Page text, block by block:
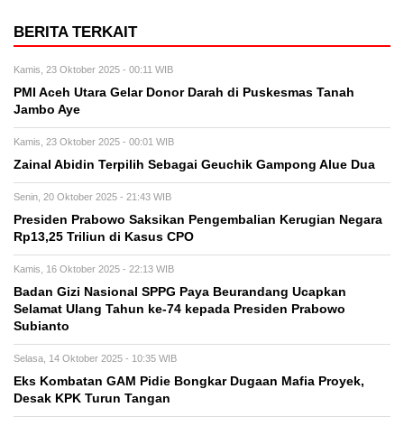
BERITA TERKAIT
Kamis, 23 Oktober 2025 - 00:11 WIB
PMI Aceh Utara Gelar Donor Darah di Puskesmas Tanah
Jambo Aye
Kamis, 23 Oktober 2025 - 00:01 WIB
Zainal Abidin Terpilih Sebagai Geuchik Gampong Alue Dua
Senin, 20 Oktober 2025 - 21:43 WIB
Presiden Prabowo Saksikan Pengembalian Kerugian Negara
Rp13,25 Triliun di Kasus CPO
Kamis, 16 Oktober 2025 - 22:13 WIB
Badan Gizi Nasional SPPG Paya Beurandang Ucapkan
Selamat Ulang Tahun ke-74 kepada Presiden Prabowo
Subianto
Selasa, 14 Oktober 2025 - 10:35 WIB
Eks Kombatan GAM Pidie Bongkar Dugaan Mafia Proyek,
Desak KPK Turun Tangan